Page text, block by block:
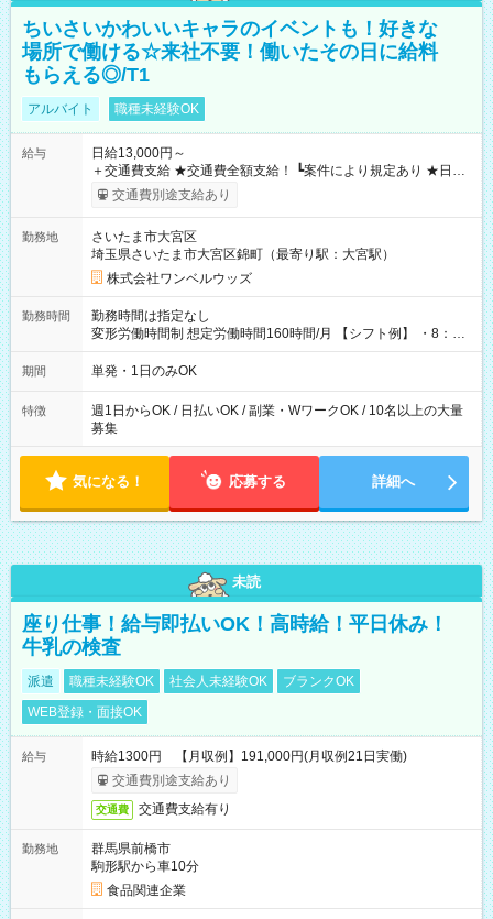
ちいさいかわいいキャラのイベントも！好きな
場所で働ける☆来社不要！働いたその日に給料
もらえる◎/T1
アルバイト 職種未経験OK
給与
日給13,000円～
＋交通費支給 ★交通費全額支給！ ┗案件により規定あり ★日払
いOK！（規定あり） ┗働いたその日に現金GET♪ お仕事後はコ
ンビニATMから 日払い分を引き落とせます！ 【試用期間】試
交通費別途支給あり
勤務地
さいたま市大宮区
埼玉県さいたま市大宮区錦町（最寄り駅：大宮駅）
株式会社ワンベルウッズ
勤務時間
勤務時間は指定なし
変形労働時間制 想定労働時間160時間/月 【シフト例】 ・8：00
～21：00
期間 単発・1日のみOK
特徴
週1日からOK / 日払いOK / 副業・WワークOK / 10名以上の大量
募集
気になる！ 応募する 詳細へ
未読
座り仕事！給与即払いOK！高時給！平日休み！
牛乳の検査
派遣 職種未経験OK 社会人未経験OK
ブランクOK
WEB登録・面接OK
給与
時給1300円 【月収例】191,000円(月収例21日実働)
交通費別途支給あり
交通費 交通費支給有り
勤務地
群馬県前橋市
駒形駅から車10分
食品関連企業